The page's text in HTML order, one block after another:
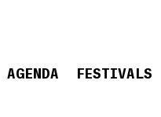
AGENDA FESTIVALS